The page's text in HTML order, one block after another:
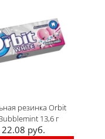
резинка Orbit
13,6 г
22.08 руб.